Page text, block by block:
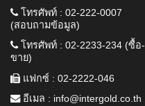
โทรศัพท์ : 02-222-0007
(สอบถามข้อมูล)
โทรศัพท์ : 02-2233-234 (ซื้อ-
ขาย)
แฟกซ์ : 02-2222-046
อีเมล : info@intergold.co.th